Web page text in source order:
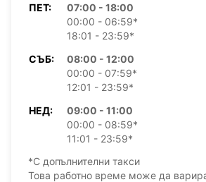
ПЕТ:
07:00 - 18:00
00:00 - 06:59*
18:01 - 23:59*
СЪБ:
08:00 - 12:00
00:00 - 07:59*
12:01 - 23:59*
НЕД:
09:00 - 11:00
00:00 - 08:59*
11:01 - 23:59*
*С допълнителни такси
Това работно време може да